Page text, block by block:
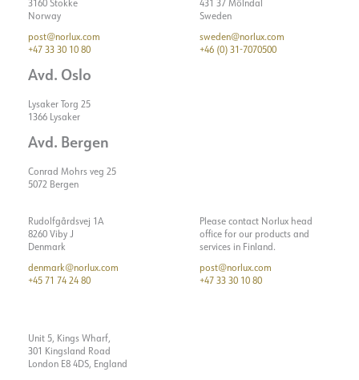
3160 Stokke
Norway
post@norlux.com
+47 33 30 10 80
Avd. Oslo
Lysaker Torg 25
1366 Lysaker
Avd. Bergen
Conrad Mohrs veg 25
5072 Bergen
431 37 Mölndal
Sweden
sweden@norlux.com
+46 (0) 31-7070500
Rudolfgårdsvej 1A
8260 Viby J
Denmark
denmark@norlux.com
+45 71 74 24 80
Please contact Norlux head
office for our products and
services in Finland.
post@norlux.com
+47 33 30 10 80
Unit 5, Kings Wharf,
301 Kingsland Road
London E8 4DS, England